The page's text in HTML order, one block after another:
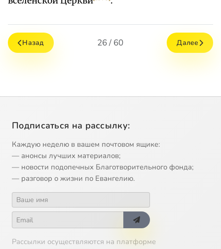
Назад 26 / 60 Далее
Подписаться на рассылку:
Каждую неделю в вашем почтовом ящике:
— анонсы лучших материалов;
— новости подопечных Благотворительного фонда;
— разговор о жизни по Евангелию.
Рассылки осуществляются на платформе